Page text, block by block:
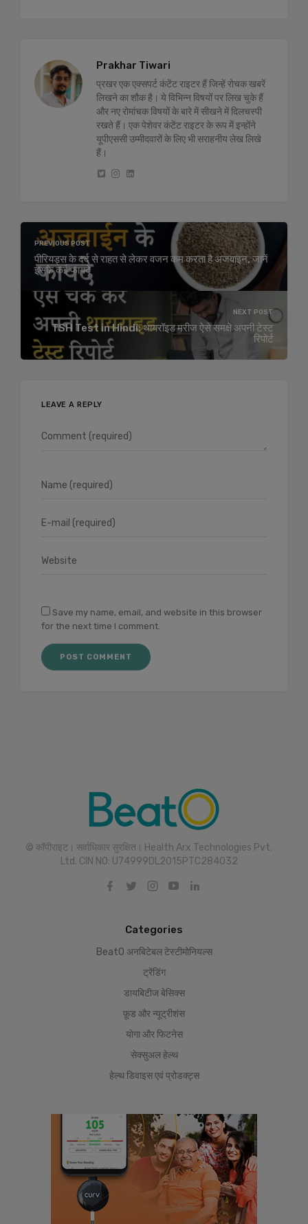
Prakhar Tiwari
प्रखर एक एक्सपर्ट कंटेंट राइटर हैं जिन्हें रोचक खबरें
लिखने का शौक है। ये विभिन्न विषयों पर लिख चुके हैं
और नए रोमांचक विषयों के बारे में सीखने में दिलचस्पी
रखते हैं। एक पेशेवर कंटेंट राइटर के रूप में इन्होंने
यूपीएससी उम्मीदवारों के लिए भी सराहनीय लेख लिखे
हैं।
PREVIOUS POST
पीरियड्स के दर्द से राहत से लेकर वजन कम करता है अजवाइन, जानें
इसके कई फायदे
NEXT POST
TSH Test in Hindi: थायरॉइड मरीज ऐसे समक्षे अपनी टेस्‍ट
रिपोर्ट
LEAVE A REPLY
Save my name, email, and website in this browser
for the next time I comment.
© कॉपीराइट। सर्वाधिकार सुरक्षित। Health Arx Technologies Pvt.
Ltd. CIN NO: U74999DL2015PTC284032
Categories
BeatO अनबिटेबल टेस्टीमोनियल्स
ट्रेंडिंग
डायबिटीज बेसिक्स
फ़ूड और न्यूट्रीशंस
योगा और फिटनेस
सेक्सुअल हेल्थ
हेल्थ डिवाइस एवं प्रोडक्ट्स